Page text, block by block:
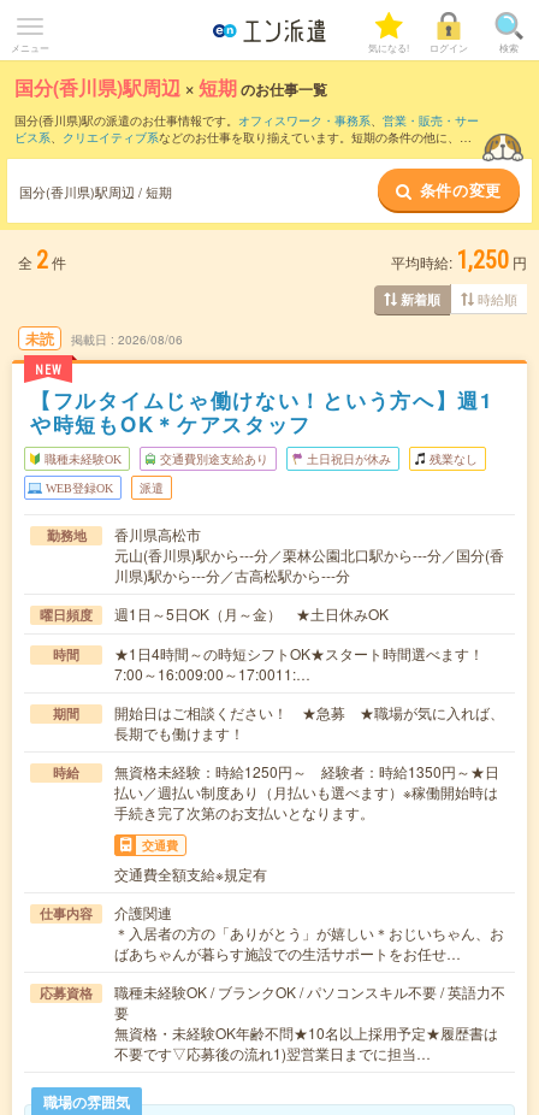
メニュー 気になる! ログイン 検索
国分(香川県)駅周辺 ×短期のお仕事一覧
国分(香川県)駅の派遣のお仕事情報です。 オフィスワーク・事務系、 営業・販売・サー
ビス系、 クリエイティブ系などのお仕事を取り揃えています。短期の条件の他に、 交
国分(香川県)駅周辺 / 短期 条件の変更
全 2件 平均時給: 1,250 円
新着順 時給順
未読
NEW
掲載日 2026/08/06
【フルタイムじゃ働けない！という方へ】週1
や時短もOK＊ケアスタッフ
職種未経験OK 交通費別途支給あり 土日祝日が休み 残業なし
WEB登録OK 派遣
勤務地
香川県高松市
元山(香川県)駅から---分／栗林公園北口駅から---分／国分(香
川県)駅から---分／古高松駅から---分
曜日頻度 週1日～5日OK（月～金） ★土日休みOK
時間
★1日4時間～の時短シフトOK★スタート時間選べます！
7:00～16:009:00～17:0011:…
期間
開始日はご相談ください！ ★急募 ★職場が気に入れば、
長期でも働けます！
時給
無資格未経験：時給1250円～ 経験者：時給1350円～★日
払い／週払い制度あり（月払いも選べます）※稼働開始時は
手続き完了次第のお支払いとなります。
交通費
交通費全額支給※規定有
仕事内容
介護関連
＊入居者の方の「ありがとう」が嬉しい＊おじいちゃん、お
ばあちゃんが暮らす施設での生活サポートをお任せ…
応募資格
職種未経験OK / ブランクOK / パソコンスキル不要 / 英語力不
要
無資格・未経験OK年齢不問★10名以上採用予定★履歴書は
不要です▽応募後の流れ1)翌営業日までに担当…
職場の雰囲気